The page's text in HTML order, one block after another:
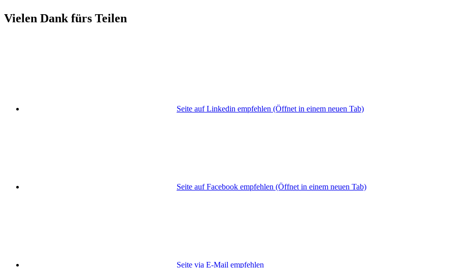
Vielen Dank fürs Teilen
Seite auf Linkedin empfehlen (Öffnet in einem neuen Tab)
Seite auf Facebook empfehlen (Öffnet in einem neuen Tab)
Seite via E-Mail empfehlen